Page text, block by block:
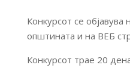
Конкурсот се објавува
општината и на ВЕБ
Конкурсот трае 20